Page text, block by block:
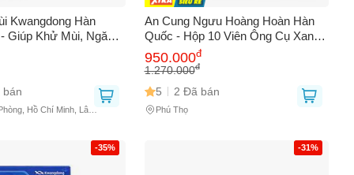
Kwangdong Hàn
Giúp Khử Mùi, Ngăn
Nách, Tay, Chân -
Sóc Da Hiệu Quả
bán
Hồ Chí Minh, Lâm
An Cung Ngưu Hoàng Hoàn Hàn
Quốc - Hộp 10 Viên Ông Cụ Xanh
Giúp Hỗ Trợ Tinh Thần và Sức
Khỏe Toàn Diện
950.000đ
1.270.000đ
5 2 Đã bán
Phú Thọ
-35% -31%